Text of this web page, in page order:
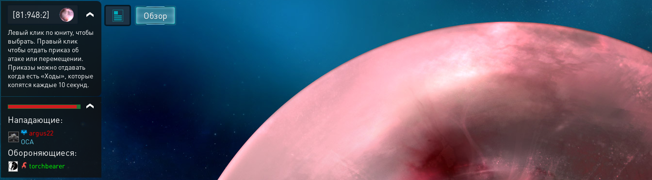
Обзор
[81:948:2]
Левый клик по юниту, чтобы
выбрать. Правый клик
чтобы отдать приказ об
атаке или перемещении.
Приказы можно отдавать
когда есть «Ходы», которые
копятся каждые 10 секунд.
Нападающие:
argus22
OCA
Обороняющиеся:
torchbearer